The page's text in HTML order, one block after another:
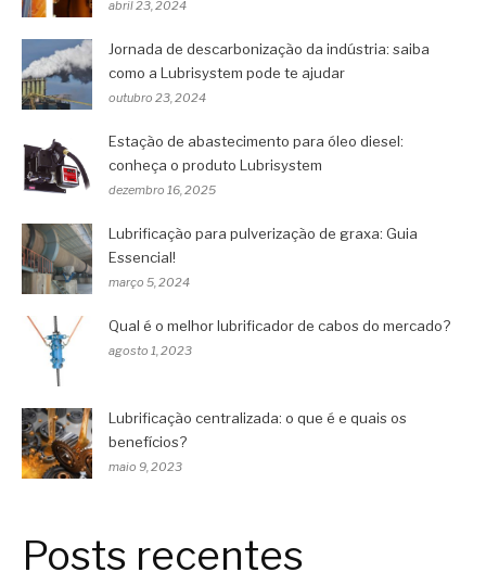
abril 23, 2024
Jornada de descarbonização da indústria: saiba
como a Lubrisystem pode te ajudar
outubro 23, 2024
Estação de abastecimento para óleo diesel:
conheça o produto Lubrisystem
dezembro 16, 2025
Lubrificação para pulverização de graxa: Guia
Essencial!
março 5, 2024
Qual é o melhor lubrificador de cabos do mercado?
agosto 1, 2023
Lubrificação centralizada: o que é e quais os
benefícios?
maio 9, 2023
Posts recentes